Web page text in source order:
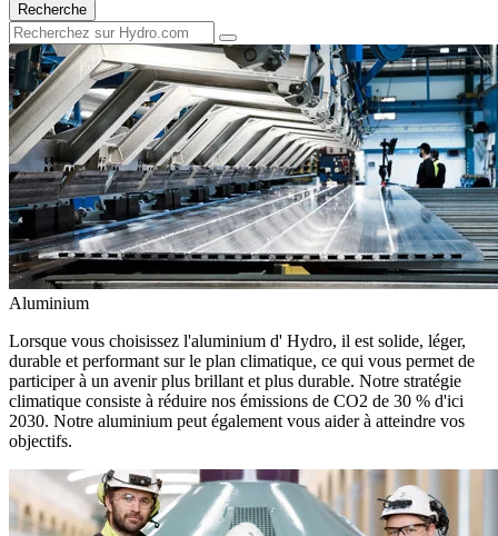
Recherche
Aluminium
Lorsque vous choisissez l'aluminium d' Hydro, il est solide, léger,
durable et performant sur le plan climatique, ce qui vous permet de
participer à un avenir plus brillant et plus durable. Notre stratégie
climatique consiste à réduire nos émissions de CO2 de 30 % d'ici
2030. Notre aluminium peut également vous aider à atteindre vos
objectifs.